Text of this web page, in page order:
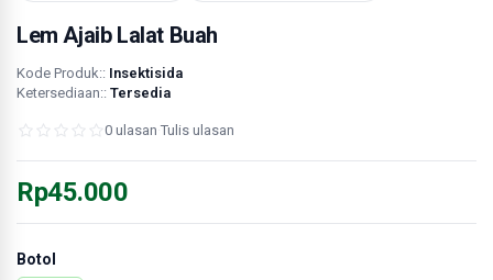
Lem Ajaib Lalat Buah
Kode Produk:: Insektisida
Ketersediaan:: Tersedia
0 ulasan Tulis ulasan
Rp45.000
Botol